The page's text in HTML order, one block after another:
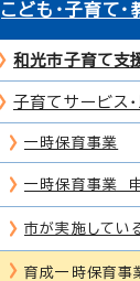
こども・子育て・
和光市子育て支
子育てサービス
一時保育事業
一時保育事業
市が実施してい
育成一時保育事